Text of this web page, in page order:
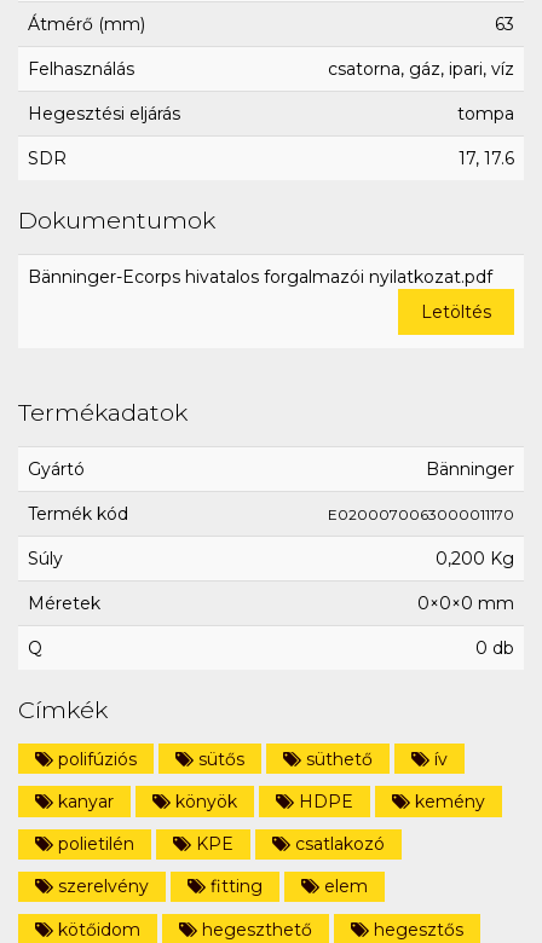
Átmérő (mm) 63
Felhasználás csatorna, gáz, ipari, víz
Hegesztési eljárás tompa
SDR 17, 17.6
Dokumentumok
Bänninger-Ecorps hivatalos forgalmazói nyilatkozat.pdf
Letöltés
Termékadatok
Gyártó Bänninger
Termék kód E0200070063000011170
Súly 0,200 Kg
Méretek 0×0×0 mm
Q 0 db
Címkék
polifúziós sütős süthető
ív
kanyar
könyök HDPE
kemény
polietilén
KPE
csatlakozó
szerelvény
fitting
elem
kötőidom
hegeszthető
hegesztős